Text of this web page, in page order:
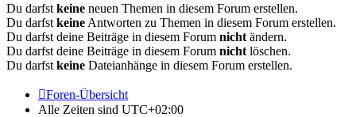
Du darfst keine neuen Themen in diesem Forum erstellen.
Du darfst keine Antworten zu Themen in diesem Forum erstellen.
Du darfst deine Beiträge in diesem Forum nicht ändern.
Du darfst deine Beiträge in diesem Forum nicht löschen.
Du darfst keine Dateianhänge in diesem Forum erstellen.
Foren-Übersicht
Alle Zeiten sind UTC+02:00